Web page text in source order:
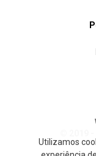
Utilizamos